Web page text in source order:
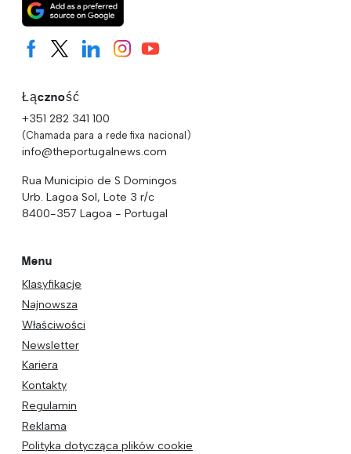
Łączność
+351 282 341 100
(Chamada para a rede fixa nacional)
info@theportugalnews.com
Rua Municipio de S Domingos
Urb. Lagoa Sol, Lote 3 r/c
8400-357 Lagoa - Portugal
Menu
Klasyfikacje
Najnowsza
Właściwości
Newsletter
Kariera
Kontakty
Regulamin
Reklama
Polityka dotycząca plików cookie